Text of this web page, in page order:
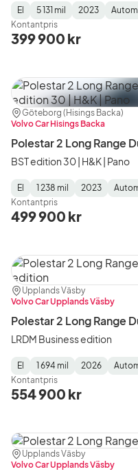
Fuel
Type:
El
Mätarställning:
5 131 mil
Model
Year:
2023
Gearbox
Type:
Kontantpris
399 900 kr
Plats:
Göteborg (Hisings Backa)
Återförsäljare:
Volvo Car Hisings Backa
Polestar 2 Long Range
BST edition 30 | H&K | Pano
Fuel
Type:
El
Mätarställning:
1 238 mil
Model
Year:
2023
Gearbox
Type:
Kontantpris
499 900 kr
Plats:
Upplands Väsby
Återförsäljare:
Volvo Car Upplands Väsby
Polestar 2 Long Range
LRDM Business edition
Fuel
Type:
El
Mätarställning:
1 694 mil
Model
Year:
2026
Gearbox
Type:
Kontantpris
554 900 kr
Plats:
Upplands Väsby
Återförsäljare:
Volvo Car Upplands Väsby